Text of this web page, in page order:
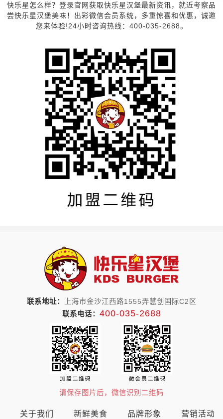
快乐星怎么样？登录官网获取快乐星汉堡最新资讯，就近考察品
尝快乐星汉堡美味！出彩微信会员系统，多重惊喜和优惠，诚邀
您来体验!24小时咨询热线：400-035-2688。
联系地址：
上海市金沙江西路1555弄慧创国际C2区
联系电话： 400-035-2688
请保存图片后，微信识别二维码
关于我们 新鲜美食 品牌形象 营销活动